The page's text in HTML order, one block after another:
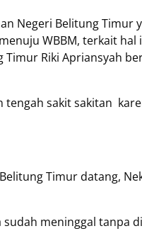
Negeri Belitung Timur
WBBM, terkait hal
Timur Riki Apriansyah
sakit sakitan
Timur datang,
meninggal tanpa